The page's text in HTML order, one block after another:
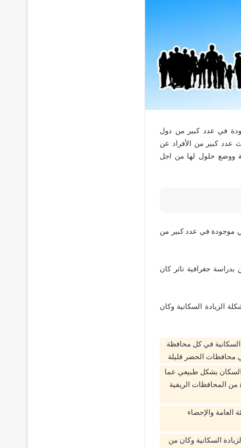
في عدد كبير من دول
عدد كبير من الأفراد عن
ووضع حلول لها من اجل
موجودة في عدد كبير من
جغرافية تاثر كان
الزيادة السكانية وكان
السكانية في كل محافظة
محافظات الحضر قليلة
السكان بشكل طبيعي عما
المحافظات الريفية
العامة والإحصاء
السكانية وكان من